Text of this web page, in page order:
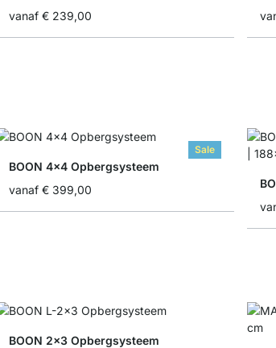
vanaf € 239,00
Sale
BOON 4x4 Opbergsysteem
vanaf € 399,00
BOON 2x3 Opbergsysteem